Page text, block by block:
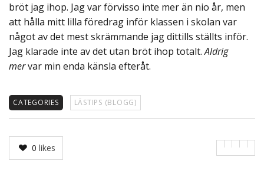
bröt jag ihop. Jag var förvisso inte mer än nio år, men
att hålla mitt lilla föredrag inför klassen i skolan var
något av det mest skrämmande jag dittills ställts inför.
Jag klarade inte av det utan bröt ihop totalt.Aldrig
mervar min enda känsla efteråt.
CATEGORIES LÄSTIPS (BLOGG)
0 likes